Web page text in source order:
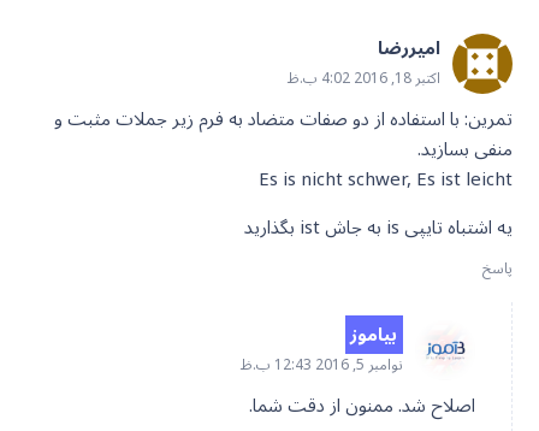
امیررضا
اکتبر 18, 2016 4:02 ب.ظ
تمرین: با استفاده از دو صفات متضاد به فرم زیر جملات مثبت و
منفی بسازید.
Es is nicht schwer, Es ist leicht
یه اشتباه تایپی is به جاش ist بگذارید
پاسخ
بیاموز
نوامبر 5, 2016 12:43 ب.ظ
اصلاح شد. ممنون از دقت شما.